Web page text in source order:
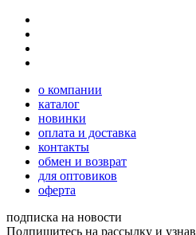
о компании
каталог
новинки
оплата и доставка
контакты
обмен и возврат
для оптовиков
оферта
подписка на новости
Подпишитесь на рассылку и